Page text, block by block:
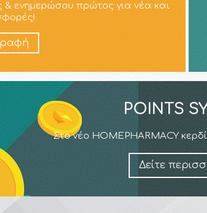
ενημερώσου πρώτος για νέα και
POINTS
Στο νέο HOMEPHARMACY
Δείτε